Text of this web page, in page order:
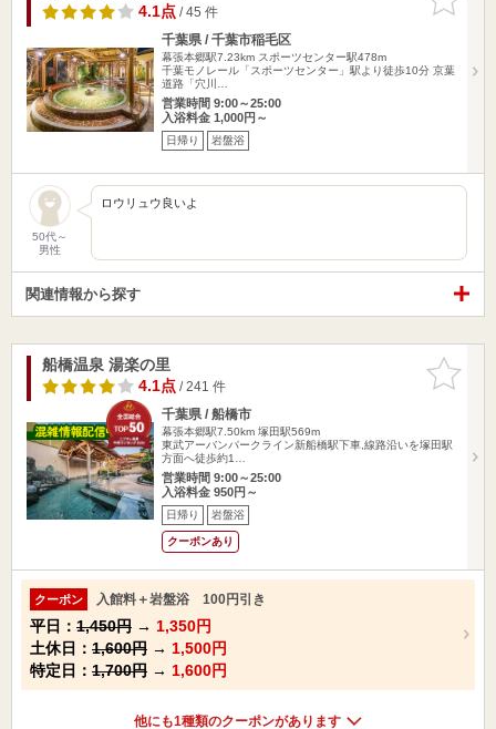
りに追加
4.1点/ 45 件
千葉県 / 千葉市稲毛区
幕張本郷駅7.23km スポーツセンター駅478m
千葉モノレール「スポーツセンター」駅より徒歩10分 京葉
道路「穴川…
営業時間 9:00～25:00
入浴料金 1,000円～
日帰り 岩盤浴
50代～
男性
ロウリュウ良いよ
関連情報から探す
お気に入
りに追加
船橋温泉 湯楽の里
4.1点/ 241 件
千葉県 / 船橋市
幕張本郷駅7.50km 塚田駅569m
東武アーバンパークライン新船橋駅下車,線路沿いを塚田駅
方面へ徒歩約1…
営業時間 9:00～25:00
入浴料金 950円～
日帰り 岩盤浴
クーポンあり
クーポン 入館料＋岩盤浴 100円引き
平日： 1,450円 → 1,350円
土休日： 1,600円 → 1,500円
特定日： 1,700円 → 1,600円
他にも1種類のクーポンがあります